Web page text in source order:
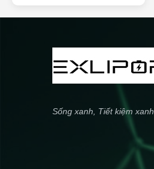
công suất 5-50kWh. Được chứng
nhận đạt tiêu chuẩn quốc tế và
Sống xanh, Tiết kiệm xanh